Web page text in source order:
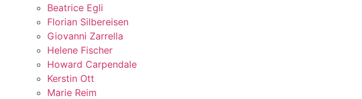
Beatrice Egli
Florian Silbereisen
Giovanni Zarrella
Helene Fischer
Howard Carpendale
Kerstin Ott
Marie Reim